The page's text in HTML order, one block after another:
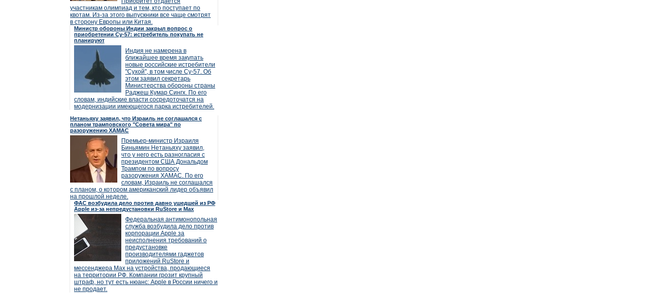
участникам олимпиад и тем, кто поступает по
квотам. Из-за этого выпускники все чаще смотрят
в сторону Европы или Китая.
Министр обороны Индии закрыл вопрос о
приобретении Су-57: истребитель покупать не
планируют
Индия не намерена в
ближайшее время закупать
новые российские истребители
"Сухой", в том числе Су-57. Об
этом заявил секретарь
Министерства обороны страны
Раджеш Кумар Сингх. По его
словам, индийские власти сосредоточатся на
модернизации имеющегося парка истребителей.
Нетаньяху заявил, что Израиль не соглашался с
планом трамповского "Совета мира" по
разоружению ХАМАС
Премьер-министр Израиля
Биньямин Нетаньяху заявил,
что у него есть разногласия с
президентом США Дональдом
Трампом по вопросу
разоружения ХАМАС. По его
словам, Израиль не соглашался
с планом, о котором американский лидер объявил
на прошлой неделе.
ФАС возбудила дело против давно ушедшей из РФ
Apple из-за непредустановки RuStore и Max
Федеральная антимонопольная
служба возбудила дело против
корпорации Apple за
неисполнения требований о
предустановке
производителями гаджетов
приложений RuStore и
мессенджера Max на устройства, продающиеся
на территории РФ. Компании грозит крупный
штраф, но тут есть нюанс: Apple в России ничего и
не продает.